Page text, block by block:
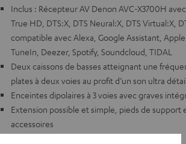
Inclus : Récepteur AV Denon AVC-X3700H
True HD, DTS:X, DTS Neural:X, DTS Virtual:X,
compatible avec Alexa, Google Assistant,
TuneIn, Deezer, Spotify, Soundcloud, TIDAL
Deux caissons de basses atteignant une
plates à deux voies au profit d’un son ultra
Enceintes dipolaires à 3 voies avec graves
Extension possible et simple, pieds de
accessoires